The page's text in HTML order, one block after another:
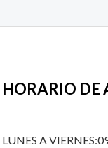
HORARIO DE
LUNES A